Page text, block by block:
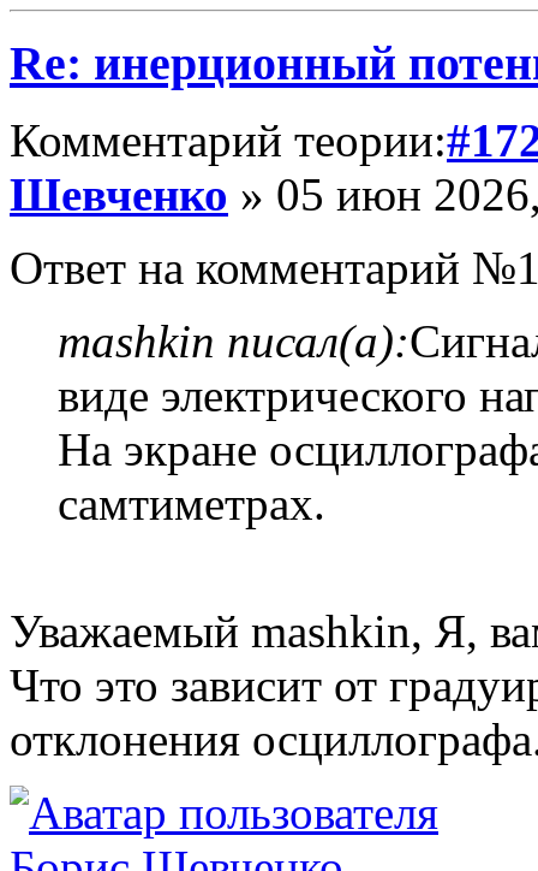
Re: инерционный
Комментарий теории:
Шевченко » 05 июн
Ответ на комментарий
mashkin писал(а):
виде электрического
На экране
самтиметрах.
Уважаемый mashkin, Я,
Что это зависит от
отклонения